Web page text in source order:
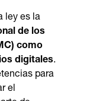
ley es la
de los
como
digitales.
para
el